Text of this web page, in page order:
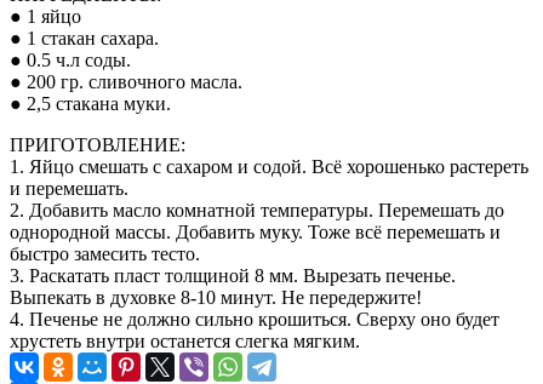
● 1 яйцо
● 1 стакан сахара.
● 0.5 ч.л соды.
● 200 гр. сливочного масла.
● 2,5 стакана муки.
ПРИГОТОВЛЕНИЕ:
1. Яйцо смешать с сахаром и содой. Всё хорошенько растереть
и перемешать.
2. Добавить масло комнатной температуры. Перемешать до
однородной массы. Добавить муку. Тоже всё перемешать и
быстро замесить тесто.
3. Раскатать пласт толщиной 8 мм. Вырезать печенье.
Выпекать в духовке 8-10 минут. Не передержите!
4. Печенье не должно сильно крошиться. Сверху оно будет
хрустеть внутри останется слегка мягким.